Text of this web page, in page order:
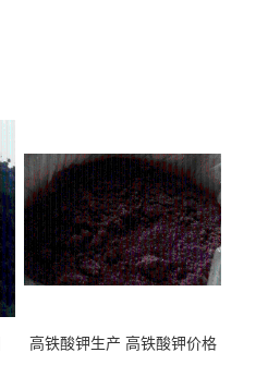
高铁酸钾生产 高铁酸钾价格